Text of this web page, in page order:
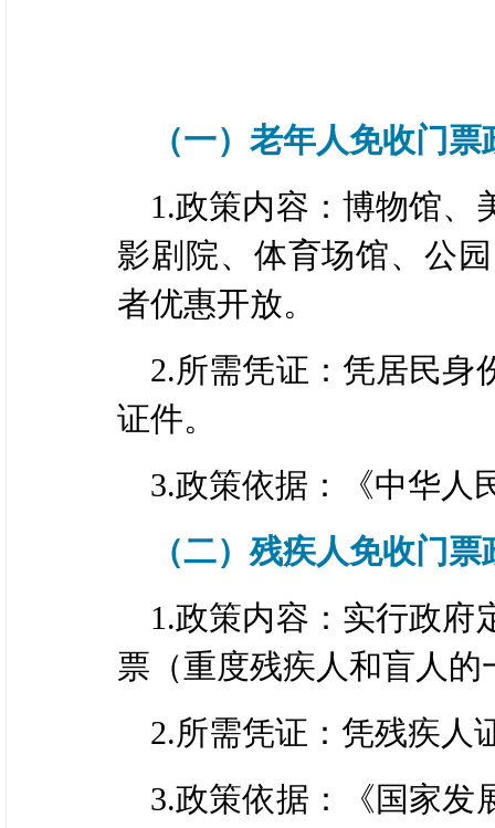
（一）老年人免收门票
1.政策内容：博物馆、
影剧院、体育场馆、公
者优惠开放。
2.所需凭证：凭居民身
证件。
3.政策依据：《中华人
（二）残疾人免收门票
1.政策内容：实行政府
票（重度残疾人和盲人
2.所需凭证：凭残疾人
3.政策依据：《国家发